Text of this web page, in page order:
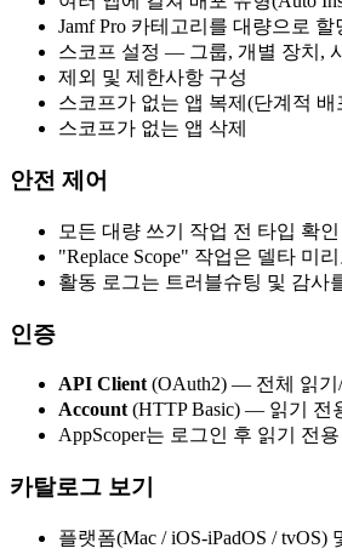
Jamf Pro 카테고리를 대량으로 할
스코프 설정 — 그룹, 개별 장치,
제외 및 제한사항 구성
스코프가 없는 앱 복제(단계적 배
스코프가 없는 앱 삭제
안전 제어
모든 대량 쓰기 작업 전 타입 확인
"Replace Scope" 작업은 델타
활동 로그는 트러블슈팅 및 감사
인증
API Client (OAuth2) — 전체 읽기
Account (HTTP Basic) — 읽기 전
AppScoper는 로그인 후 읽기 전
카탈로그 보기
플랫폼(Mac / iOS-iPadOS /